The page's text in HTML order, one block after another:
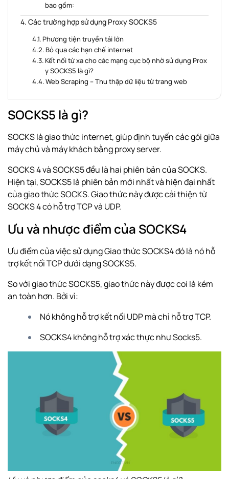
bao gồm:
Các trường hợp sử dụng Proxy SOCKS5
Phương tiện truyền tải lớn
Bỏ qua các hạn chế internet
Kết nối từ xa cho các mạng cục bộ nhờ sử dụng Prox
y SOCKS5 là gì?
Web Scraping – Thu thập dữ liệu từ trang web
SOCKS5 là gì?
SOCKS là giao thức internet, giúp định tuyến các gói giữa
máy chủ và máy khách bằng proxy server.
SOCKS 4 và SOCKS5 đều là hai phiên bản của SOCKS.
Hiện tại, SOCKS5 là phiên bản mới nhất và hiện đại nhất
của giao thức SOCKS. Giao thức này được cải thiện từ
SOCKS 4 có hỗ trợTCPvà UDP.
Ưu và nhược điểm của SOCKS4
Ưu điểm của việc sử dụng Giao thức SOCKS4 đó là nó hỗ
trợ kết nối TCP dưới dạng SOCKS5.
So với giao thức SOCKS5, giao thức này được coi là kém
an toàn hơn. Bởi vì:
Nó không hỗ trợ kết nối UDP mà chỉ hỗ trợ TCP.
SOCKS4 không hỗ trợ xác thực như Socks5.